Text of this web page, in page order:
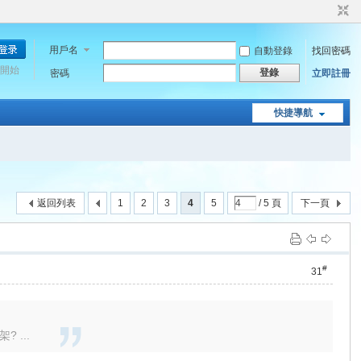
用戶名 自動登錄
找回密碼
密碼
登錄 立即註冊
始
快捷導航
1 2 3 4 5 / 5 頁 下一頁
返回列表
31#
? ...